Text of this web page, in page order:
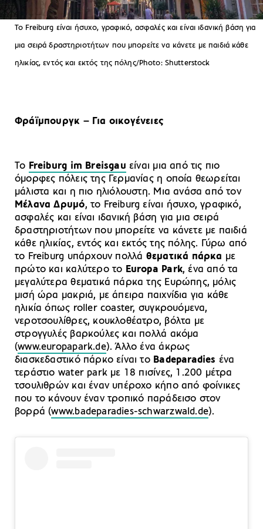
To Freiburg είναι ήσυχο, γραφικό, ασφαλές και είναι ιδανική βάση για
μια σειρά δραστηριοτήτων που μπορείτε να κάνετε με παιδιά κάθε
ηλικίας, εντός και εκτός της πόλης/Photo: Shutterstock
Φράϊμπουργκ – Για οικογένειες
Το Freiburg im Breisgau είναι μια από τις πιο
όμορφες πόλεις της Γερμανίας η οποία θεωρείται
μάλιστα και η πιο ηλιόλουστη. Μια ανάσα από τον
Μέλανα Δρυμό, το Freiburg είναι ήσυχο, γραφικό,
ασφαλές και είναι ιδανική βάση για μια σειρά
δραστηριοτήτων που μπορείτε να κάνετε με παιδιά
κάθε ηλικίας, εντός και εκτός της πόλης. Γύρω από
το Freiburg υπάρχουν πολλά θεματικά πάρκα με
πρώτο και καλύτερο το Europa Park, ένα από τα
μεγαλύτερα θεματικά πάρκα της Ευρώπης, μόλις
μισή ώρα μακριά, με άπειρα παιχνίδια για κάθε
ηλικία όπως roller coaster, συγκρουόμενα,
νεροτσουλίθρες, κουκλοθέατρο, βόλτα με
στρογγυλές βαρκούλες και πολλά ακόμα
(www.europapark.de). Άλλο ένα άκρως
διασκεδαστικό πάρκο είναι το Badeparadies ένα
τεράστιο water park με 18 πισίνες, 1.200 μέτρα
τσουλιθρών και έναν υπέροχο κήπο από φοίνικες
που το κάνουν έναν τροπικό παράδεισο στον
βορρά (www.badeparadies-schwarzwald.de).